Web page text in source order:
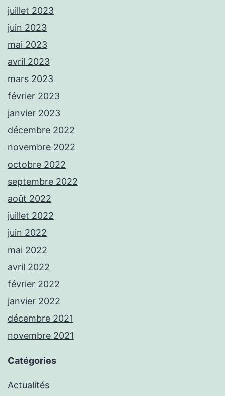
juillet 2023
juin 2023
mai 2023
avril 2023
mars 2023
février 2023
janvier 2023
décembre 2022
novembre 2022
octobre 2022
septembre 2022
août 2022
juillet 2022
juin 2022
mai 2022
avril 2022
février 2022
janvier 2022
décembre 2021
novembre 2021
Catégories
Actualités